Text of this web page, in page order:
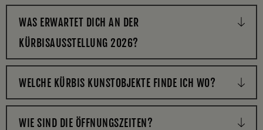
WAS ERWARTET DICH AN DER
KÜRBISAUSSTELLUNG 2026?
WELCHE KÜRBIS KUNSTOBJEKTE FINDE ICH WO?
WIE SIND DIE ÖFFNUNGSZEITEN?